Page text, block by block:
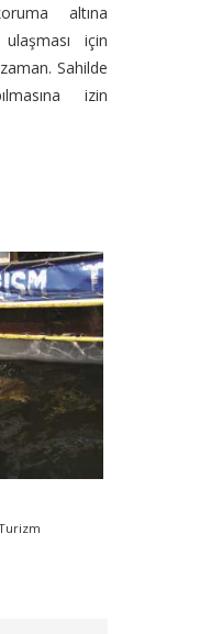
altına
ulaşması için
Sahilde
izin